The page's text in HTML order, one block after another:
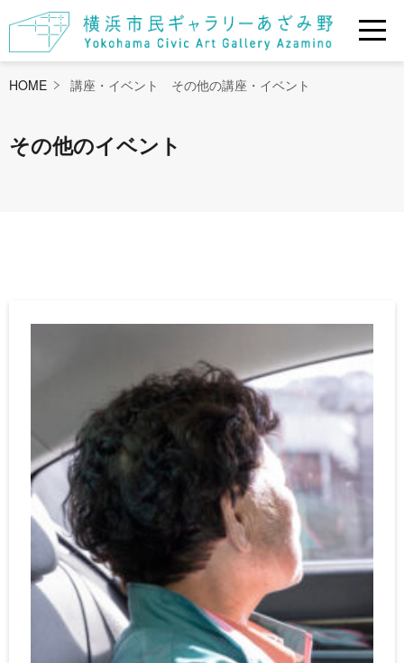
HOME 講座・イベント その他の講座・イベント
その他のイベント